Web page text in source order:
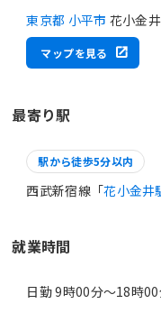
東京都 小平市 花小金
マップを見る
最寄り駅
駅から徒歩5分以内
西武新宿線「花小金井
就業時間
日勤 9時00分〜18時00